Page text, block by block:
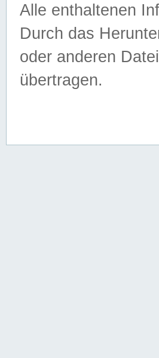
Alle enthaltenen
Durch das
oder anderen
übertragen.